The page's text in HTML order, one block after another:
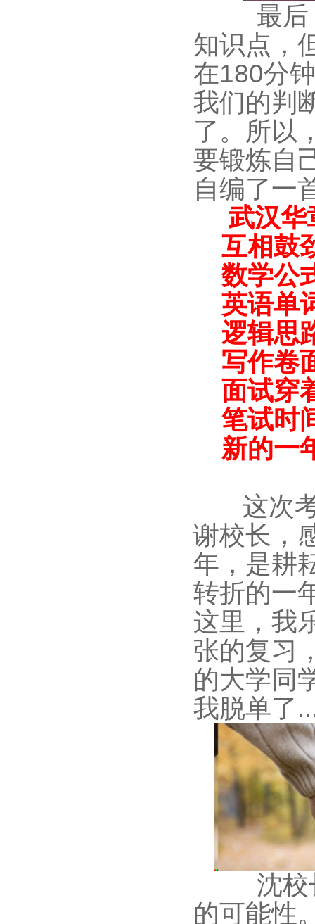
最
知识点，
在180分
我们的判
了。所以
要锻炼自
自编了一
武汉华
互相鼓
数学公
英语单
逻辑思
写作卷
面试穿
笔试时
新的一
这次
谢校长，
年，是耕
转折的一
这里，我
张的复习
的大学同
我脱单了
沈
的可能性